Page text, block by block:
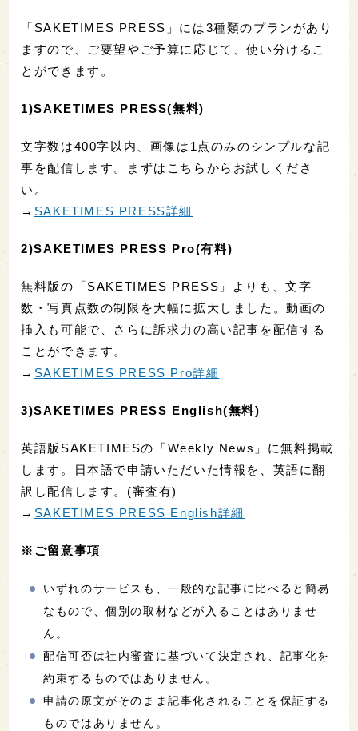
「SAKETIMES PRESS」には3種類のプランがあり
ますので、ご要望やご予算に応じて、使い分けるこ
とができます。
1)SAKETIMES PRESS(無料)
文字数は400字以内、画像は1点のみのシンプルな記
事を配信します。まずはこちらからお試しくださ
い。
→ SAKETIMES PRESS詳細
2)SAKETIMES PRESS Pro(有料)
無料版の「SAKETIMES PRESS」よりも、文字
数・写真点数の制限を大幅に拡大しました。動画の
挿入も可能で、さらに訴求力の高い記事を配信する
ことができます。
→ SAKETIMES PRESS Pro詳細
3)SAKETIMES PRESS English(無料)
英語版SAKETIMESの「Weekly News」に無料掲載
します。日本語で申請いただいた情報を、英語に翻
訳し配信します。(審査有)
→ SAKETIMES PRESS English詳細
※ご留意事項
いずれのサービスも、一般的な記事に比べると簡易
なもので、個別の取材などが入ることはありませ
ん。
配信可否は社内審査に基づいて決定され、記事化を
約束するものではありません。
申請の原文がそのまま記事化されることを保証する
ものではありません。